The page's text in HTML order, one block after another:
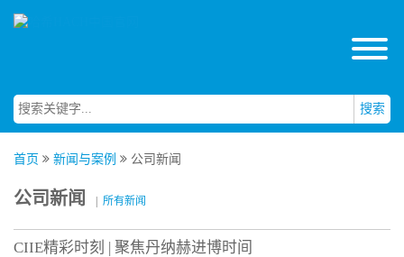
搜索
首页 新闻与案例 公司新闻
公司新闻 所有新闻
CIIE精彩时刻 | 聚焦丹纳赫进博时间